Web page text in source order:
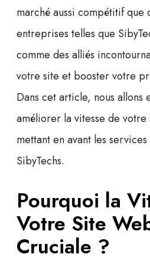
marché aussi compétitif que
entreprises telles que
comme des alliés
votre site et booster votre
Dans cet article, nous
améliorer la vitesse de
mettant en avant les
SibyTechs.
Pourquoi la
Votre Site
Cruciale ?